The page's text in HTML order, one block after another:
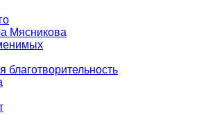
Мясникова
благотворительность